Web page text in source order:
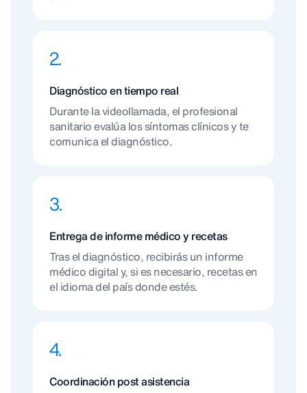
2.
Diagnóstico en tiempo real
Durante la videollamada, el profesional
sanitario evalúa los síntomas clínicos y te
comunica el diagnóstico.
3.
Entrega de informe médico y recetas
Tras el diagnóstico, recibirás un informe
médico digital y, si es necesario, recetas en
el idioma del país donde estés.
4.
Coordinación post asistencia